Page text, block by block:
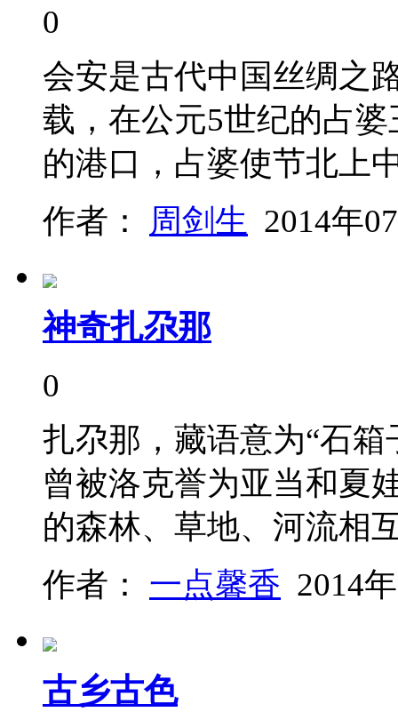
0
会安是古代中国丝绸之
载，在公元5世纪的占
的港口，占婆使节北
作者： 周剑生 2014年
神奇扎尕那
0
扎尕那，藏语意为“石
曾被洛克誉为亚当和夏
的森林、草地、河流
作者： 一点馨香 2014
古乡古色